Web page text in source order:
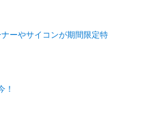
ナーやサイコンが期間限定特
！